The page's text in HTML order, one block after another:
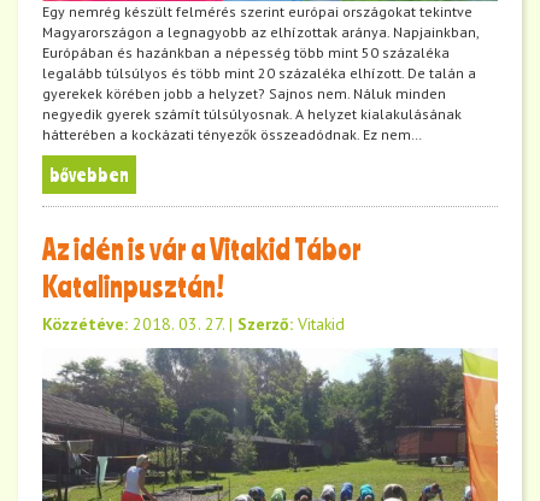
Egy nemrég készült felmérés szerint európai országokat tekintve
Magyarországon a legnagyobb az elhízottak aránya. Napjainkban,
Európában és hazánkban a népesség több mint 50 százaléka
legalább túlsúlyos és több mint 20 százaléka elhízott. De talán a
gyerekek körében jobb a helyzet? Sajnos nem. Náluk minden
negyedik gyerek számít túlsúlyosnak. A helyzet kialakulásának
hátterében a kockázati tényezők összeadódnak. Ez nem…
bővebben
Az idén is vár a Vitakid Tábor
Katalinpusztán!
Közzétéve: 2018. 03. 27. | Szerző: Vitakid